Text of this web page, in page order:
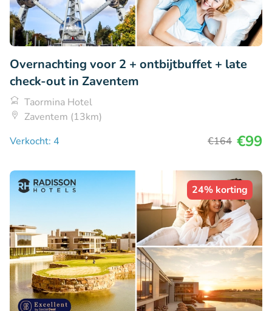
Overnachting voor 2 + ontbijtbuffet + late
check-out in Zaventem
Taormina Hotel
Zaventem (13km)
Verkocht: 4
€164 €99
24% korting